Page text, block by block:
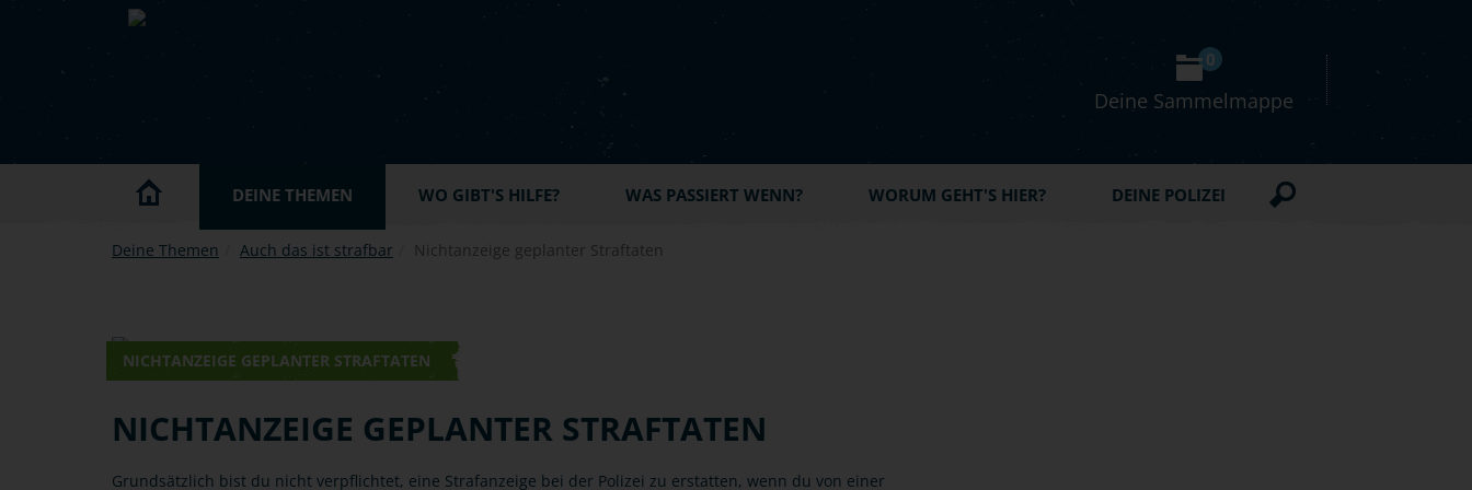
Skip to main content
Deine Sammelmappe
0
DEINE THEMEN WO GIBT'S HILFE? WAS PASSIERT WENN? WORUM GEHT'S HIER? DEINE POLIZEI
Deine Themen Auch das ist strafbar Nichtanzeige geplanter Straftaten
NICHTANZEIGE GEPLANTER STRAFTATEN
NICHTANZEIGE GEPLANTER STRAFTATEN
Grundsätzlich bist du nicht verpflichtet, eine Strafanzeige bei der Polizei zu erstatten, wenn du von einer